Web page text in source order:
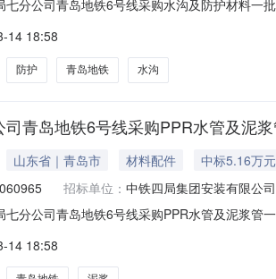
七分公司青岛地铁6号线采购水沟及防护材料一
：￥23400）中标理由：最低价
14 18:58
防护 青岛地铁 水沟
司青岛地铁6号线采购PPR水管及泥
山东省｜青岛市 材料配件
中标5.16万元
招标单位： 中铁四局集团安装有限公司
七分公司青岛地铁6号线采购PPR水管及泥浆管
金额：￥51600）中标理由：最低价
14 18:58